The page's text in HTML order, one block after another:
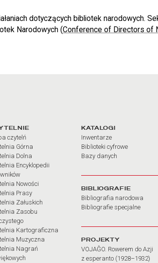
dotyczących bibliotek narodowych.
Narodowych (Conference of Directors of
do
czytelń
Górna
Dolna
Encyklopedii
Nowości
Prasy
Załuskich
Zasobu
Kartograficzna
Muzyczna
Nagrań
KATALOGI
Inwentarze
Biblioteki cyfrowe
Bazy danych
BIBLIOGRAFIE
Bibliografia narodowa
Bibliografie specjalne
PROJEKTY
VOJAĜO. Rowerem do Azji
z esperanto (1928–1932)